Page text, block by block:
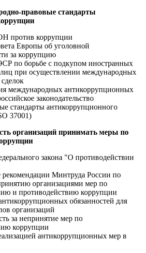
правовые стандарты
против коррупции
Европы об уголовной
за коррупцию
по борьбе с подкупом иностранных
при осуществлении международных
международных антикоррупционных
законодательство
стандарты антикоррупционного
37001)
организаций принимать меры по
закона "О противодействии
рекомендации Минтруда России по
организациями мер по
и противодействию коррупции
обязанностей для
организаций
за непринятие мер по
коррупции
антикоррупционных мер в